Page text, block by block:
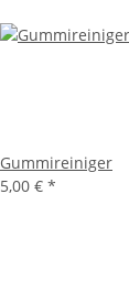
Gummireiniger
5,00 € *